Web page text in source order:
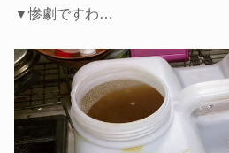
▼惨劇ですわ…